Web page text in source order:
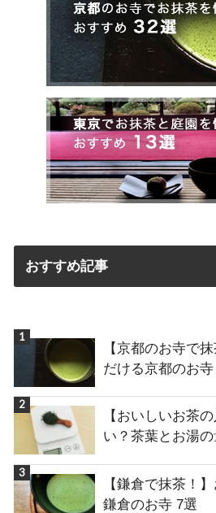
おすすめ記事
【京都のお寺で
だける京都のお寺
【おいしいお茶
い？茶葉とお湯
【鎌倉で抹茶！
鎌倉のお寺 7選